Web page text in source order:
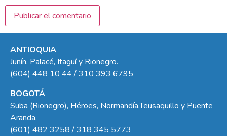
ANTIOQUIA
Junín, Palacé, Itagüí y Rionegro.
(604) 448 10 44 / 310 393 6795
BOGOTÁ
Suba (Rionegro), Héroes, Normandía,Teusaquillo y Puente
Aranda.
(601) 482 3258 / 318 345 5773